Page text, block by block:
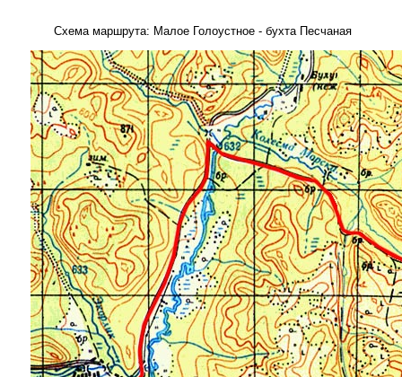
Схема маршрута: Малое Голоустное - бухта Песчаная